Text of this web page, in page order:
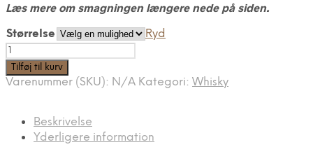
Læs mere om smagningen længere nede på siden.
Størrelse
Ryd
Smagesæt
til
online
whiskysmagning
21.11.2026
Tilføj til kurv
Varenummer (SKU): N/A Kategori: Whisky
Beskrivelse
Yderligere information